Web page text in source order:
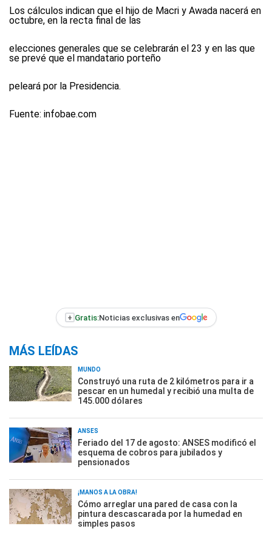
Los cálculos indican que el hijo de Macri y Awada nacerá en
octubre, en la recta final de las
elecciones generales que se celebrarán el 23 y en las que
se prevé que el mandatario porteño
peleará por la Presidencia.
Fuente: infobae.com
+ Gratis:Noticias exclusivas en
MÁS LEÍDAS
MUNDO
Construyó una ruta de 2 kilómetros para ir a
pescar en un humedal y recibió una multa de
145.000 dólares
ANSES
Feriado del 17 de agosto: ANSES modificó el
esquema de cobros para jubilados y
pensionados
¡MANOS A LA OBRA!
Cómo arreglar una pared de casa con la
pintura descascarada por la humedad en
simples pasos